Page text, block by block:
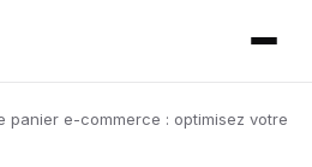
panier e-commerce : optimisez votre